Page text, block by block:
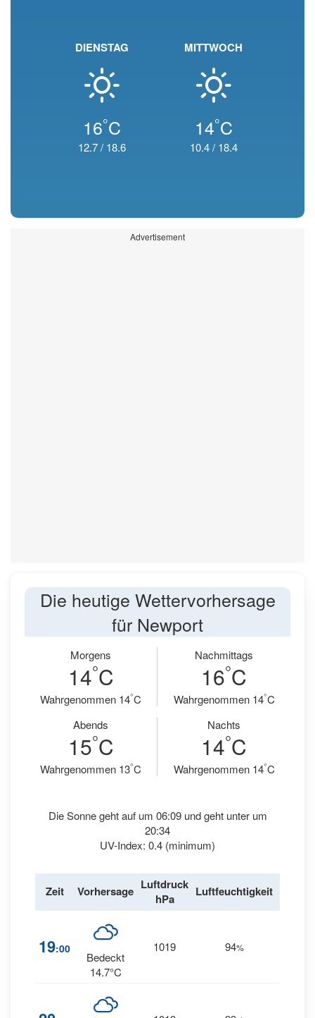
DIENSTAG
16°C
12.7/ 18.6
MITTWOCH
14°C
10.4/ 18.4
Advertisement
Die heutige Wettervorhersage
für Newport
Morgens
14°C
Wahrgenommen 14°C
Nachmittags
16°C
Wahrgenommen 14°C
Abends
15°C
Wahrgenommen 13°C
Nachts
14°C
Wahrgenommen 14°C
Die Sonne geht auf um 06:09 und geht unter um
20:34
UV-Index: 0.4 (minimum)
Zeit Vorhersage Luftdruck
hPa
Luftfeuchtigkeit
19:00
Bedeckt
14.7°C
1019 94%